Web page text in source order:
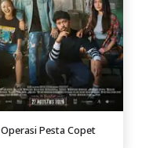
Operasi Pesta Copet